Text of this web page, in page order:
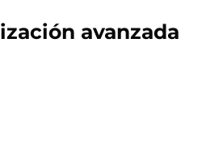
avanzada